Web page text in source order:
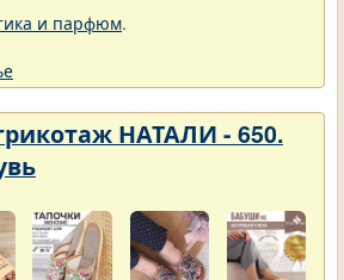
и парфюм.
НАТАЛИ - 650.